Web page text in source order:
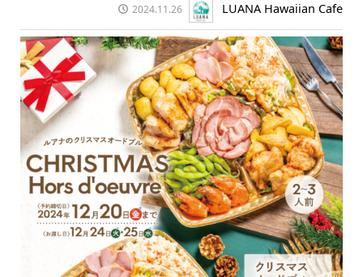
2024.11.26 LUANA Hawaiian Cafe